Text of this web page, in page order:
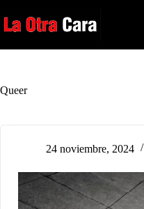
al
contenido
Queer
24 noviembre, 2024